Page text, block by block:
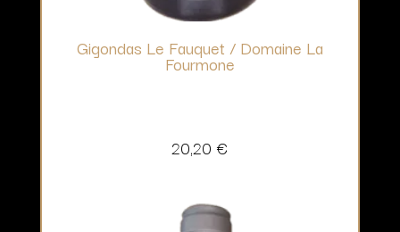
Gigondas Le Fauquet / Domaine La
Fourmone
20,20 €